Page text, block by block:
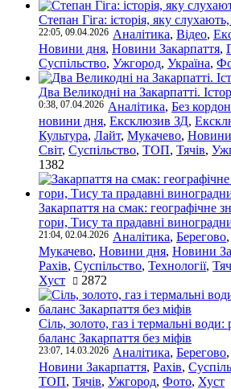
Степан Гіга: історія, яку
22:05, 09.04.2026 Аналітика, Відео,
Новини дня, Новини Закарпаття,
Суспільство, Ужгород, Україна,
Два Великодні на Закарпатті.
0:38, 07.04.2026 Аналітика, Без
новини дня, Ексклюзив ЗД,
Культура, Лайт, Мукачево, Новини
Світ, Суспільство, ТОП, Тячів,
1382
Закарпаття на смак: географічне
гори, Тису та прадавні
21:04, 02.04.2026 Аналітика, Берегово,
Мукачево, Новини дня, Новини
Рахів, Суспільство, Технології,
Хуст
2872
Сіль, золото, газ і термальні
баланс Закарпаття без міфів
23:07, 14.03.2026 Аналітика, Берегово,
Новини Закарпаття, Рахів,
ТОП, Тячів, Ужгород, Фото, Хуст